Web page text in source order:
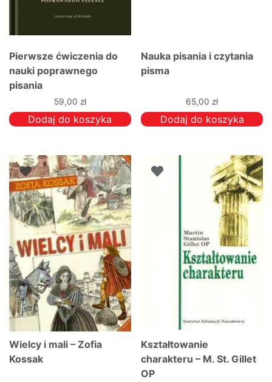
Pierwsze ćwiczenia do
nauki poprawnego
pisania
59,00 zł
Dodaj do koszyka
Nauka pisania i czytania
pisma
65,00 zł
Dodaj do koszyka
Wielcy i mali – Zofia
Kossak
Kształtowanie
charakteru – M. St. Gillet
OP